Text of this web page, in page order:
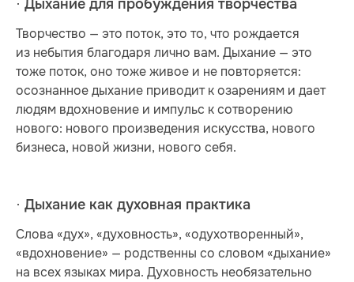
· Дыхание для пробуждения творчества
Творчество — это поток, это то, что рождается
из небытия благодаря лично вам. Дыхание — это
тоже поток, оно тоже живое и не повторяется:
осознанное дыхание приводит к озарениям и дает
людям вдохновение и импульс к сотворению
нового: нового произведения искусства, нового
бизнеса, новой жизни, нового себя.
· Дыхание как духовная практика
Слова «дух», «духовность», «одухотворенный»,
«вдохновение» — родственны со словом «дыхание»
на всех языках мира. Духовность необязательно